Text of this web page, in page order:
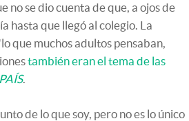
no se dio cuenta de que, a ojos de
hasta que llegó al colegio. La
que muchos adultos pensaban,
también eran el tema de las
.
de lo que soy, pero no es lo único